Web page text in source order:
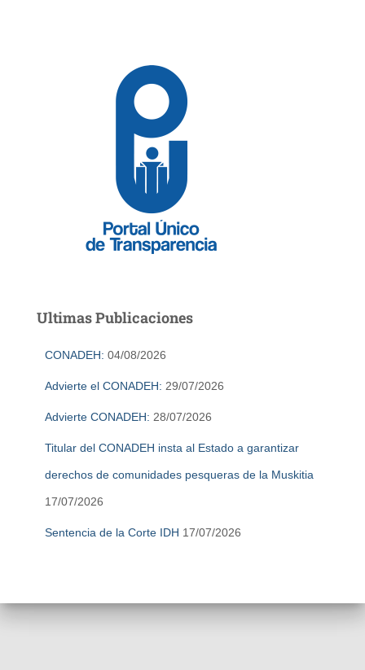
Ultimas Publicaciones
CONADEH: 04/08/2026
Advierte el CONADEH: 29/07/2026
Advierte CONADEH: 28/07/2026
Titular del CONADEH insta al Estado a garantizar
derechos de comunidades pesqueras de la Muskitia
17/07/2026
Sentencia de la Corte IDH 17/07/2026